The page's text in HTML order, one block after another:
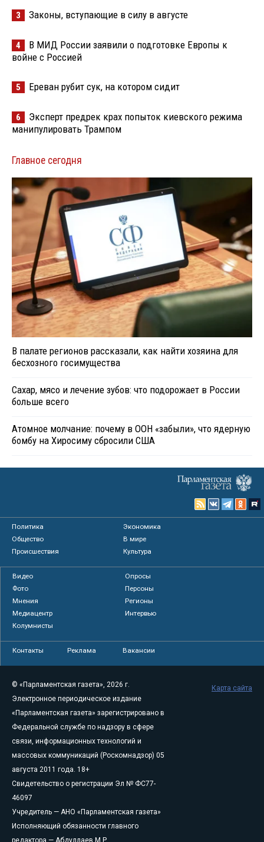
3 Законы, вступающие в силу в августе
4
В МИД России заявили о подготовке Европы к
войне с Россией
5 Ереван рубит сук, на котором сидит
6
Эксперт предрек крах попыток киевского режима
манипулировать Трампом
Главное сегодня
В палате регионов рассказали, как найти хозяина для
бесхозного госимущества
Сахар, мясо и лечение зубов: что подорожает в России
больше всего
Атомное молчание: почему в ООН «забыли», что ядерную
бомбу на Хиросиму сбросили США
Политика
Экономика
Общество
В мире
Происшествия
Культура
Видео
Опросы
Фото
Персоны
Мнения
Регионы
Медиацентр
Интервью
Колумнисты
Контакты Реклама Вакансии
© «Парламентская газета», 2026 г.
Электронное периодическое издание
«Парламентская газета» зарегистрировано в
Федеральной службе по надзору в сфере
связи, информационных технологий и
массовых коммуникаций (Роскомнадзор) 05
августа 2011 года. 18+
Свидетельство о регистрации Эл № ФС77-
46097
Учредитель — АНО «Парламентская газета»
Исполняющий обязанности главного
редактора — Абдуллаев М.Р.
Карта сайта